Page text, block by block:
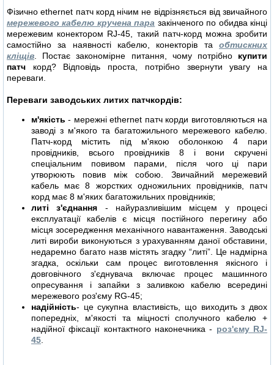
Фізично ethernet патч корд нічим не відрізняється від звичайного
мережевого кабелю кручена пара закінченого по обидва кінці
мережевим конектором RJ-45, такий патч-корд можна зробити
самостійно за наявності кабелю, конекторів та обтискних
кліщів. Постає закономірне питання, чому потрібно купити
патч корд? Відповідь проста, потрібно звернути увагу на
переваги.
Переваги заводських литих патчкордів:
м'якість - мережні ethernet патч корди виготовляються на
заводі з м'якого та багатожильного мережевого кабелю.
Патч-корд містить під м'якою оболонкою 4 пари
провідників, всього провідників 8 і вони скручені
спеціальним повивом парами, після чого ці пари
утворюють повив між собою. Звичайний мережевий
кабель має 8 жорстких одножильних провідників, патч
корд має 8 м'яких багатожильних провідників;
литі з'єднання - найуразливішим місцем у процесі
експлуатації кабелів є місця постійного перегину або
місця зосередження механічного навантаження. Заводські
литі вироби виконуються з урахуванням даної обставини,
недаремно багато назв містять згадку “литі”. Це надмірна
згадка, оскільки сам процес виготовлення якісного і
довговічного з'єднувача включає процес машинного
опресування і запайки з заливкою кабелю всередині
мережевого роз'єму RG-45;
надійність- це сукупна властивість, що виходить з двох
попередніх, м'якості та міцності сполучного кабелю +
надійної фіксації контактного наконечника - роз'єму RJ-
45.